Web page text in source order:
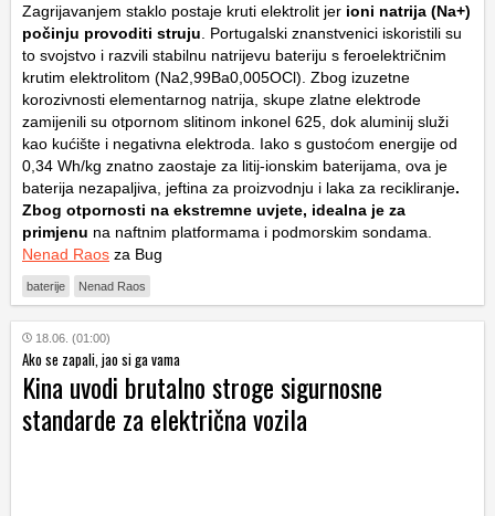
Zagrijavanjem staklo postaje kruti elektrolit jer ioni natrija (Na+)
počinju provoditi struju . Portugalski znanstvenici iskoristili su
to svojstvo i razvili stabilnu natrijevu bateriju s feroelektričnim
krutim elektrolitom (Na2 99Ba0 005OCl). Zbog izuzetne
korozivnosti elementarnog natrija, skupe zlatne elektrode
zamijenili su otpornom slitinom inkonel 625, dok aluminij služi
kao kućište i negativna elektroda. Iako s gustoćom energije od
0,34 Wh/kg znatno zaostaje za litij-ionskim baterijama, ova je
baterija nezapaljiva, jeftina za proizvodnju i laka za recikliranje.
Zbog otpornosti na ekstremne uvjete, idealna je za
primjenu na naftnim platformama i podmorskim sondama.
Nenad Raos za Bug
baterije Nenad Raos
18.06. (01:00)
Ako se zapali, jao si ga vama
Kina uvodi brutalno stroge sigurnosne
standarde za električna vozila